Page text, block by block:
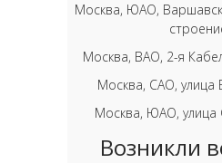
Москва, ЮАО,
Москва, ВАО, 2-я
Москва, САО, улица
Москва, ЮАО, улица
Возникли